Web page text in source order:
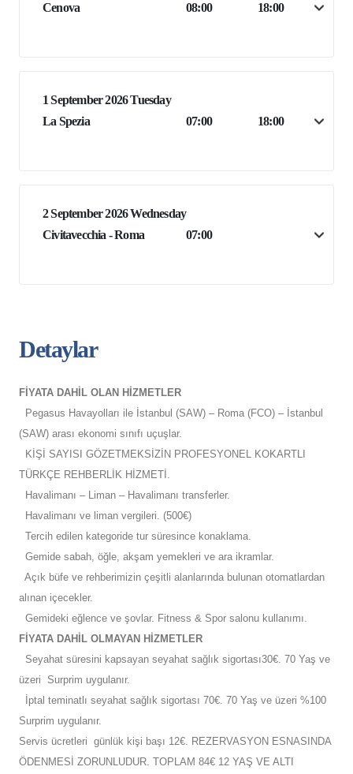
Cenova
08:00 18:00
1 September 2026 Tuesday
La Spezia
07:00 18:00
2 September 2026 Wednesday
Civitavecchia - Roma
07:00
Detaylar
FİYATA DAHİL OLAN HİZMETLER
Pegasus Havayolları ile İstanbul (SAW) – Roma (FCO) – İstanbul
(SAW) arası ekonomi sınıfı uçuşlar.
KİŞİ SAYISI GÖZETMEKSİZİN PROFESYONEL KOKARTLI
TÜRKÇE REHBERLİK HİZMETİ.
Havalimanı – Liman – Havalimanı transferler.
Havalimanı ve liman vergileri. (500€)
Tercih edilen kategoride tur süresince konaklama.
Gemide sabah, öğle, akşam yemekleri ve ara ikramlar.
Açık büfe ve rehberimizin çeşitli alanlarında bulunan otomatlardan
alınan içecekler.
Gemideki eğlence ve şovlar. Fitness & Spor salonu kullanımı.
FİYATA DAHİL OLMAYAN HİZMETLER
Seyahat süresini kapsayan seyahat sağlık sigortası30€. 70 Yaş ve
üzeri Surprim uygulanır.
İptal teminatlı seyahat sağlık sigortası 70€. 70 Yaş ve üzeri %100
Surprim uygulanır.
Servis ücretleri günlük kişi başı 12€. REZERVASYON ESNASINDA
ÖDENMESİ ZORUNLUDUR. TOPLAM 84€ 12 YAŞ VE ALTI